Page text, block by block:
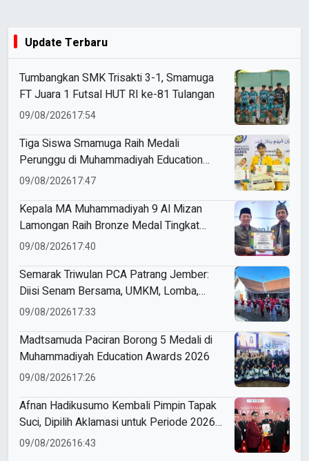
Update Terbaru
Tumbangkan SMK Trisakti 3-1, Smamuga
FT Juara 1 Futsal HUT RI ke-81 Tulangan
09/08/202617:54
Tiga Siswa Smamuga Raih Medali
Perunggu di Muhammadiyah Education
Awards 2026
09/08/202617:47
Kepala MA Muhammadiyah 9 Al Mizan
Lamongan Raih Bronze Medal Tingkat
Jawa Timur pada ME Awards 2026
09/08/202617:40
Semarak Triwulan PCA Patrang Jember:
Diisi Senam Bersama, UMKM, Lomba,
Pemeriksaan Kesehatan, hingga
09/08/202617:33
Madtsamuda Paciran Borong 5 Medali di
Muhammadiyah Education Awards 2026
09/08/202617:26
Afnan Hadikusumo Kembali Pimpin Tapak
Suci, Dipilih Aklamasi untuk Periode 2026–
2031
09/08/202616:43